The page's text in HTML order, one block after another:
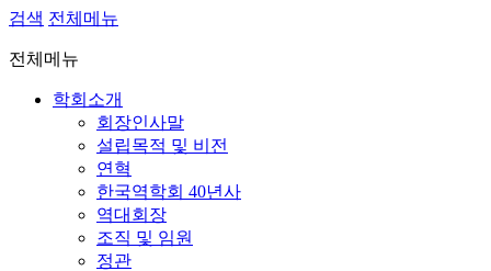
검색 전체메뉴
전체메뉴
학회소개
회장인사말
설립목적 및 비전
연혁
한국역학회 40년사
역대회장
조직 및 임원
정관